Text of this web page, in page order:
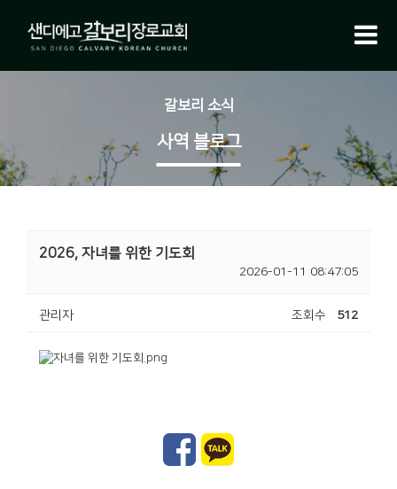
갈보리 소식
사역 블로그
2026, 자녀를 위한 기도회
2026-01-11 08:47:05
관리자 조회수 512